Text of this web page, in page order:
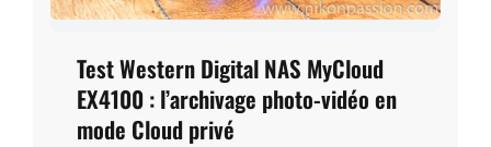
Test Western Digital NAS MyCloud
EX4100 : l’archivage photo-vidéo en
mode Cloud privé